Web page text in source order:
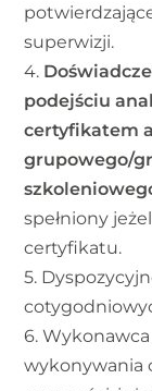
superwizji.
4.
podejściu
certyfikatem
grupowego/
spełniony
certyfikatu.
5.
6.
wykonywania